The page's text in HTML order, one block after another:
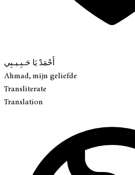
أَحْمَدْ يَا حَـبِـيـبِي
Ahmad, mijn geliefde
Transliterate
Translation